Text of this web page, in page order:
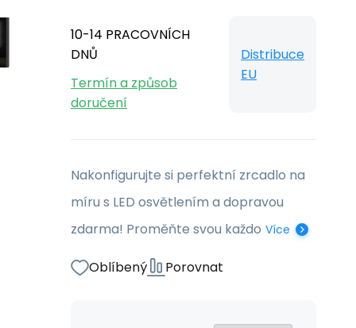
10-14 PRACOVNÍCH
DNŮ
Termín a způsob
doručení
Distribuce
EU
Nakonfigurujte si perfektní zrcadlo na
míru s LED osvětlením a dopravou
zdarma! Proměňte svou každo Více
Oblíbený Porovnat